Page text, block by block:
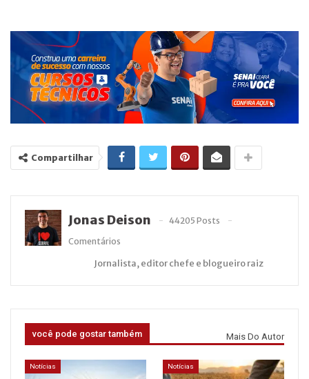
Compartilhar
Jonas Deison
44205 Posts
Comentários
Jornalista, editor chefe e blogueiro raiz
você pode gostar também Mais Do Autor
Notícias Notícias